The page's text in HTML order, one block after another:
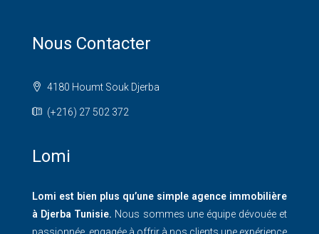
Nous Contacter
4180 Houmt Souk Djerba
(+216) 27 502 372
Lomi
Lomi est bien plus qu’une simple agence immobilière
à Djerba Tunisie. Nous sommes une équipe dévouée et
passionnée, engagée à offrir à nos clients une expérience